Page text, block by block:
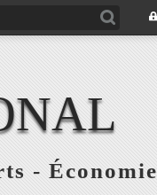
- Économie